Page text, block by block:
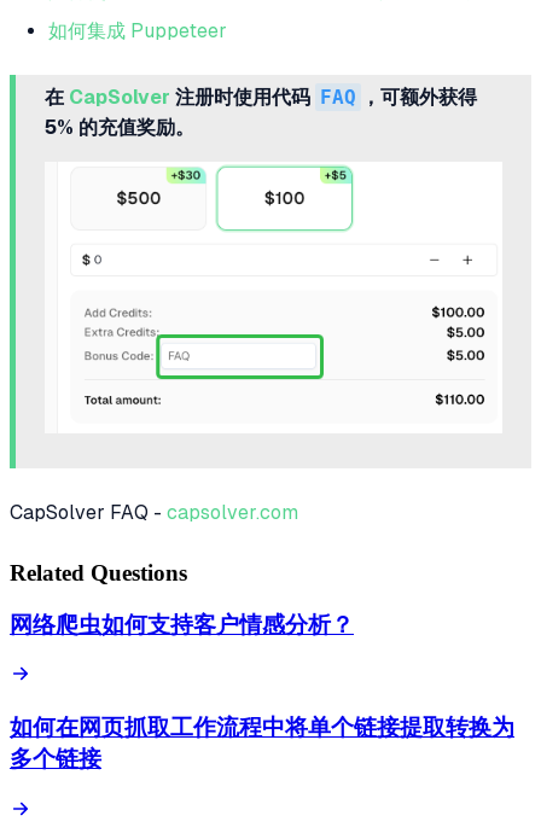
如何集成 Puppeteer
在 CapSolver 注册时使用代码 FAQ
，可额外获得
5% 的充值奖励。
CapSolver FAQ - capsolver.com
Related Questions
网络爬虫如何支持客户情感分析？
如何在网页抓取工作流程中将单个链接提取转换为
多个链接